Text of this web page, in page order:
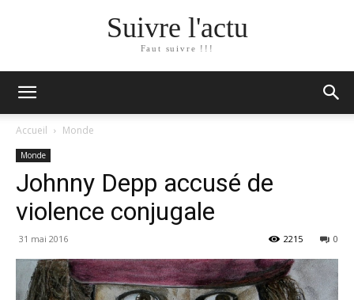
Suivre l'actu
Faut suivre !!!
Accueil Monde
Monde
Johnny Depp accusé de
violence conjugale
31 mai 2016 0
2215